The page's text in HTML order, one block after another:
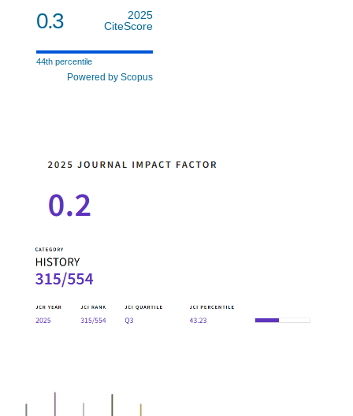
0.3
2025
CiteScore
44th percentile
Powered by Scopus